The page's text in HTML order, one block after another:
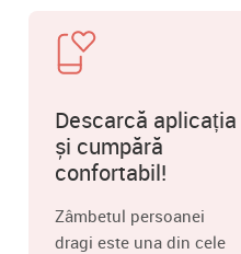
Descarcă aplicația
și cumpără
confortabil!
Zâmbetul persoanei
dragi este una din cele